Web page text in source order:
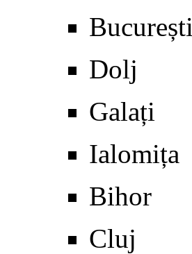
București
Dolj
Galați
Ialomița
Bihor
Cluj